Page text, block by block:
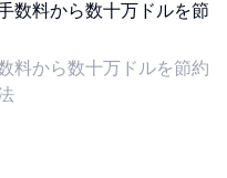
料から数十万ドルを節約